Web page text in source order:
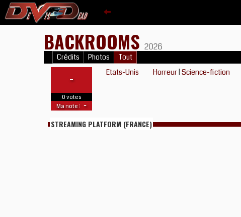
BACKROOMS 2026
Crédits Photos Tout
-
0 votes
Ma note : -
Etats-Unis Horreur |Science-fiction
STREAMING PLATFORM (FRANCE)